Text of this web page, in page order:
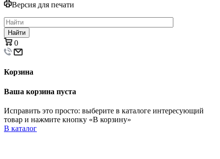
Версия для печати
Найти
0
Корзина
Ваша корзина пуста
Исправить это просто: выберите в каталоге интересующий
товар и нажмите кнопку «В корзину»
В каталог